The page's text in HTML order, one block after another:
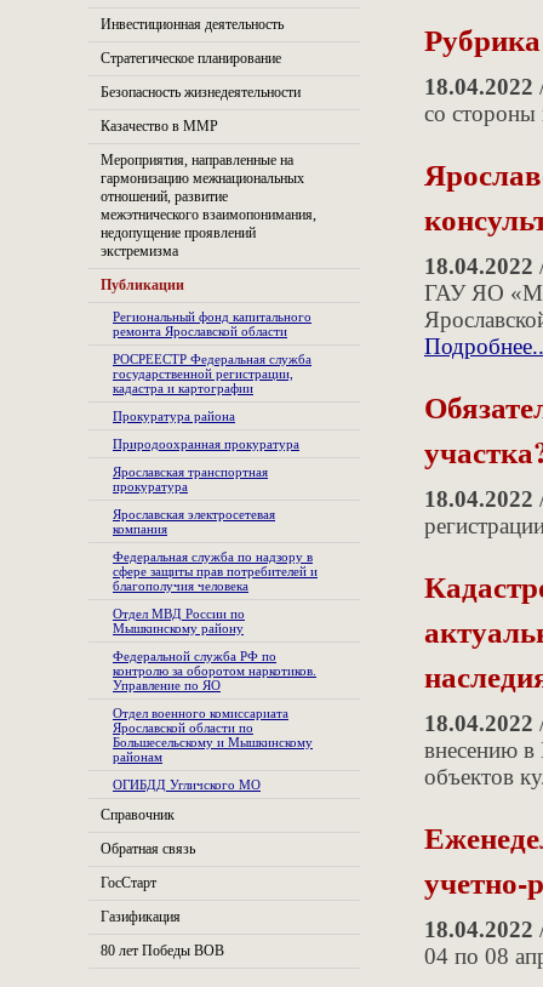
Инвестиционная деятельность
Стратегическое планирование
Безопасность жизнедеятельности
Казачество в ММР
Мероприятия, направленные на
гармонизацию межнациональных
отношений, развитие
межэтнического взаимопонимания,
недопущение проявлений
экстремизма
Публикации
Региональный фонд капитального
ремонта Ярославской области
РОСРЕЕСТР Федеральная служба
государственной регистрации,
кадастра и картографии
Прокуратура района
Природоохранная прокуратура
Ярославская транспортная
прокуратура
Ярославская электросетевая
компания
Федеральная служба по надзору в
сфере защиты прав потребителей и
благополучия человека
Отдел МВД России по
Мышкинскому району
Федеральной служба РФ по
контролю за оборотом наркотиков.
Управление по ЯО
Отдел военного комиссариата
Ярославской области по
Большесельскому и Мышкинскому
районам
ОГИБДД Угличского МО
Справочник
Обратная связь
ГосСтарт
Газификация
80 лет Победы ВОВ
18.04.2022
со
18.04.2022
ГАУ ЯО
18.04.2022
18.04.2022
внесению в
объектов
учетно-
18.04.2022
04 по 08